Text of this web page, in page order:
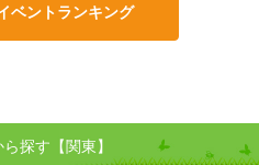
ベントランキング
探す【関東】